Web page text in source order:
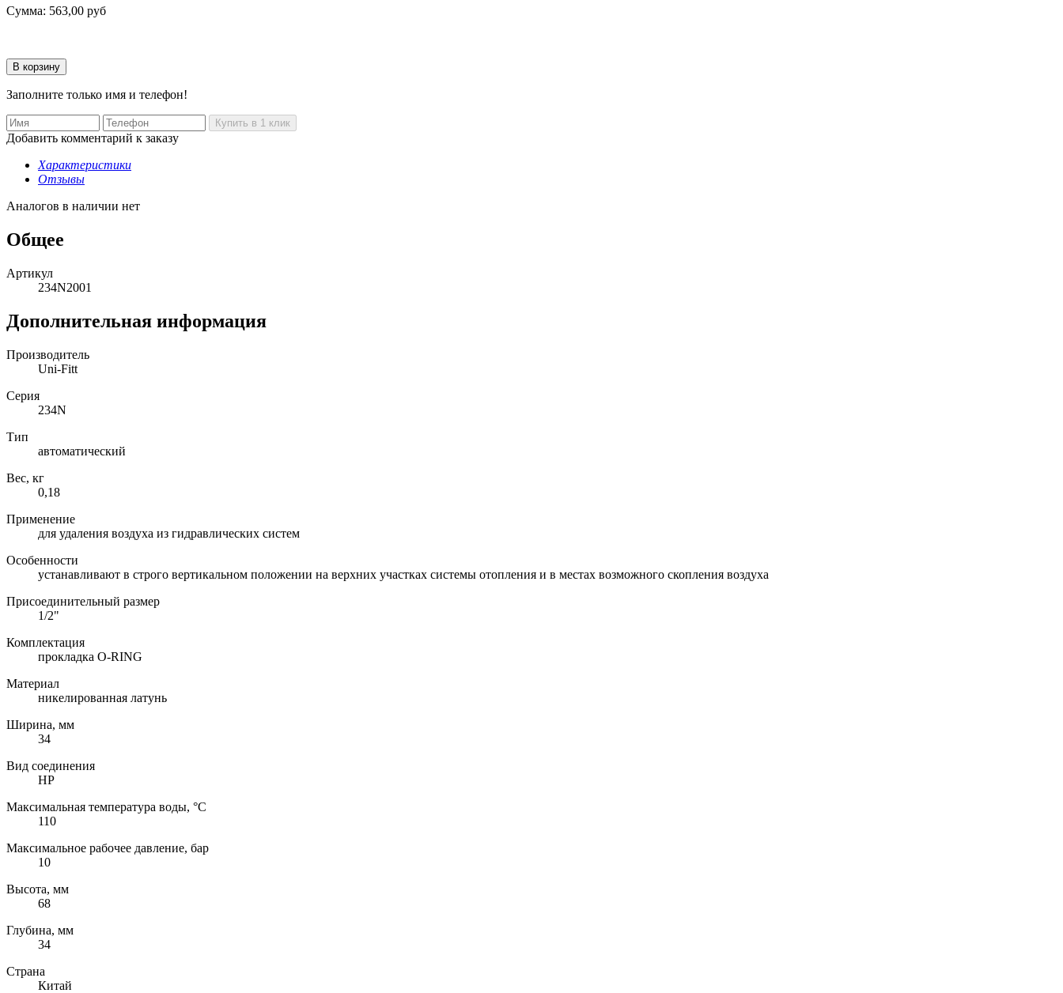
Сумма: 563,00 руб
Заполните только имя и телефон!
Добавить комментарий к заказу
Характеристики
Отзывы
Аналогов в наличии нет
Общее
Артикул
234N2001
Дополнительная информация
Производитель
Uni-Fitt
Серия
234N
Тип
автоматический
Вес, кг
0,18
Применение
для удаления воздуха из гидравлических систем
Особенности
устанавливают в строго вертикальном положении на верхних участках системы отопления и в местах возможного скопления воздуха
Присоединительный размер
1/2"
Комплектация
прокладка O-RING
Материал
никелированная латунь
Ширина, мм
34
Вид соединения
НР
Максимальная температура воды, °C
110
Максимальное рабочее давление, бар
10
Высота, мм
68
Глубина, мм
34
Страна
Китай